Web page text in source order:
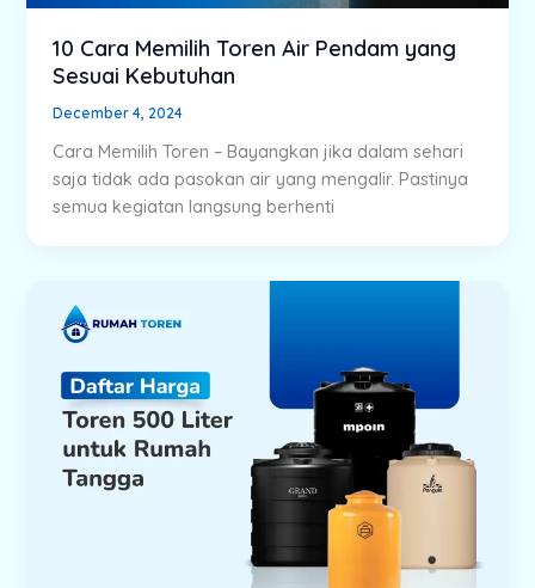
10 Cara Memilih Toren Air Pendam yang
Sesuai Kebutuhan
December 4, 2024
Cara Memilih Toren – Bayangkan jika dalam sehari
saja tidak ada pasokan air yang mengalir. Pastinya
semua kegiatan langsung berhenti